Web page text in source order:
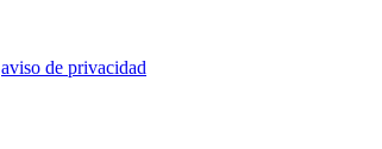
aviso de privacidad